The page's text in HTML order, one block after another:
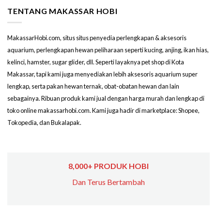
TENTANG MAKASSAR HOBI
MakassarHobi.com, situs situs penyedia perlengkapan & aksesoris
aquarium, perlengkapan hewan peliharaan seperti kucing, anjing, ikan hias,
kelinci, hamster, sugar glider, dll. Seperti layaknya pet shop di Kota
Makassar, tapi kami juga menyediakan lebih aksesoris aquarium super
lengkap, serta pakan hewan ternak, obat-obatan hewan dan lain
sebagainya. Ribuan produk kami jual dengan harga murah dan lengkap di
toko online makassarhobi.com. Kami juga hadir di marketplace: Shopee,
Tokopedia, dan Bukalapak.
8,000+ PRODUK HOBI
Dan Terus Bertambah